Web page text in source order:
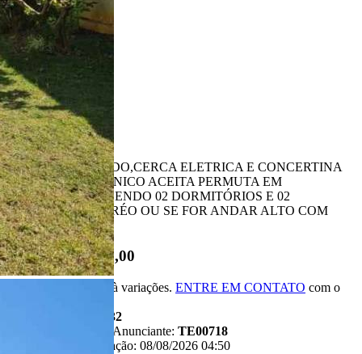
Ligamos para você!
Descrição
TERRENO MURADO,CERCA ELETRICA E CONCERTINA
PORTÃO ELETRÔNICO ACEITA PERMUTA EM
APARTAMENTO SENDO 02 DORMITÓRIOS E 02
BANHEIROS TERRÉO OU SE FOR ANDAR ALTO COM
ELEVADOR
R$ 277.000,00
*Valor sujeito à variações. ENTRE EM CONTATO com o
482032
Referência do Anunciante: TE00718
Última atualização: 08/08/2026 04:50